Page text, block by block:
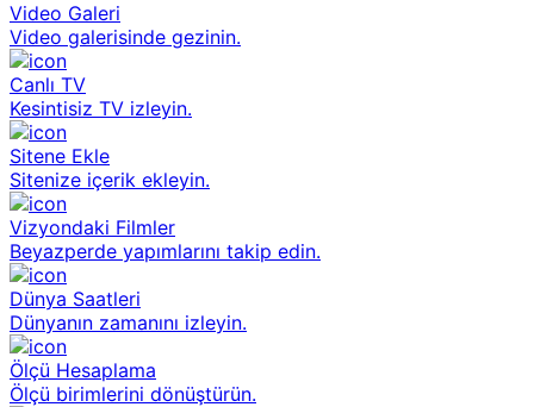
Video Galeri
Video galerisinde gezinin.
Canlı TV
Kesintisiz TV izleyin.
Sitene Ekle
Sitenize içerik ekleyin.
Vizyondaki Filmler
Beyazperde yapımlarını takip edin.
Dünya Saatleri
Dünyanın zamanını izleyin.
Ölçü Hesaplama
Ölçü birimlerini dönüştürün.